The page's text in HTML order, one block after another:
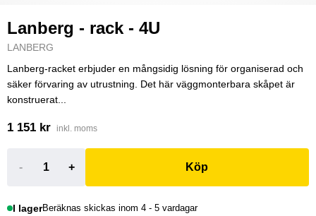
Lanberg - rack - 4U
LANBERG
Lanberg-racket erbjuder en mångsidig lösning för organiserad och
säker förvaring av utrustning. Det här väggmonterbara skåpet är
konstruerat...
1 151 kr inkl. moms
- + Köp
I lagerBeräknas skickas inom 4 - 5 vardagar